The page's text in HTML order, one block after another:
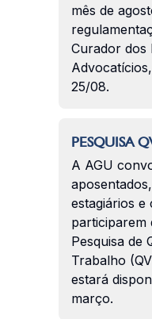
mês de
Curador dos
25/08.
PESQUISA
A AGU
estagiários
participarem
Pesquisa de
Trabalho
estará
março.